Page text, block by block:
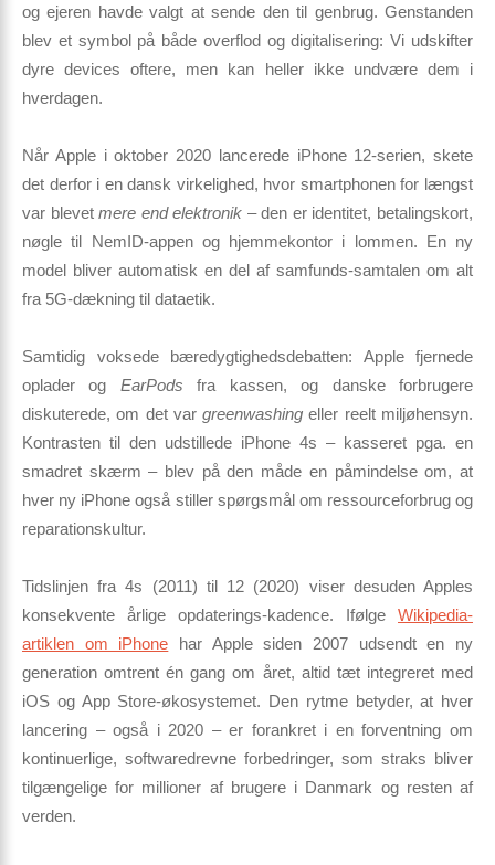
og ejeren havde valgt at sende den til genbrug. Genstanden
blev et symbol på både overflod og digitalisering: Vi udskifter
dyre devices oftere, men kan heller ikke undvære dem i
hverdagen.
Når Apple i oktober 2020 lancerede iPhone 12-serien, skete
det derfor i en dansk virkelighed, hvor smartphonen for længst
var blevetmere end elektronik – den er identitet, betalingskort,
nøgle til NemID-appen og hjemmekontor i lommen. En ny
model bliver automatisk en del af samfunds-samtalen om alt
fra 5G-dækning til dataetik.
Samtidig voksede bæredygtighedsdebatten: Apple fjernede
oplader og EarPods fra kassen, og danske forbrugere
diskuterede, om det vargreenwashing eller reelt miljøhensyn.
Kontrasten til den udstillede iPhone 4s – kasseret pga. en
smadret skærm – blev på den måde en påmindelse om, at
hver ny iPhone også stiller spørgsmål om ressourceforbrug og
reparationskultur.
Tidslinjen fra 4s (2011) til 12 (2020) viser desuden Apples
konsekvente årlige opdaterings-kadence. Ifølge Wikipedia-
artiklen om iPhone har Apple siden 2007 udsendt en ny
generation omtrent én gang om året, altid tæt integreret med
iOS og App Store-økosystemet. Den rytme betyder, at hver
lancering – også i 2020 – er forankret i en forventning om
kontinuerlige, softwaredrevne forbedringer, som straks bliver
tilgængelige for millioner af brugere i Danmark og resten af
verden.